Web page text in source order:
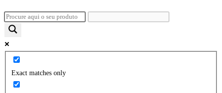
Exact matches only